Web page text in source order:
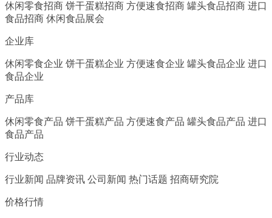
休闲零食招商 饼干蛋糕招商 方便速食招商 罐头食品招商 进口
食品招商 休闲食品展会
企业库
休闲零食企业 饼干蛋糕企业 方便速食企业 罐头食品企业 进口
食品企业
产品库
休闲零食产品 饼干蛋糕产品 方便速食产品 罐头食品产品 进口
食品产品
行业动态
行业新闻 品牌资讯 公司新闻 热门话题 招商研究院
价格行情